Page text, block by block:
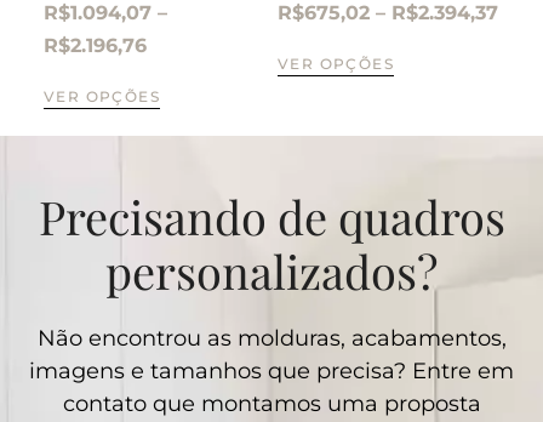
R$1.094,07 –
R$2.196,76
VER OPÇÕES
R$675,02 – R$2.394,37
VER OPÇÕES
Precisando de quadros
personalizados?
Não encontrou as molduras, acabamentos,
imagens e tamanhos que precisa? Entre em
contato que montamos uma proposta